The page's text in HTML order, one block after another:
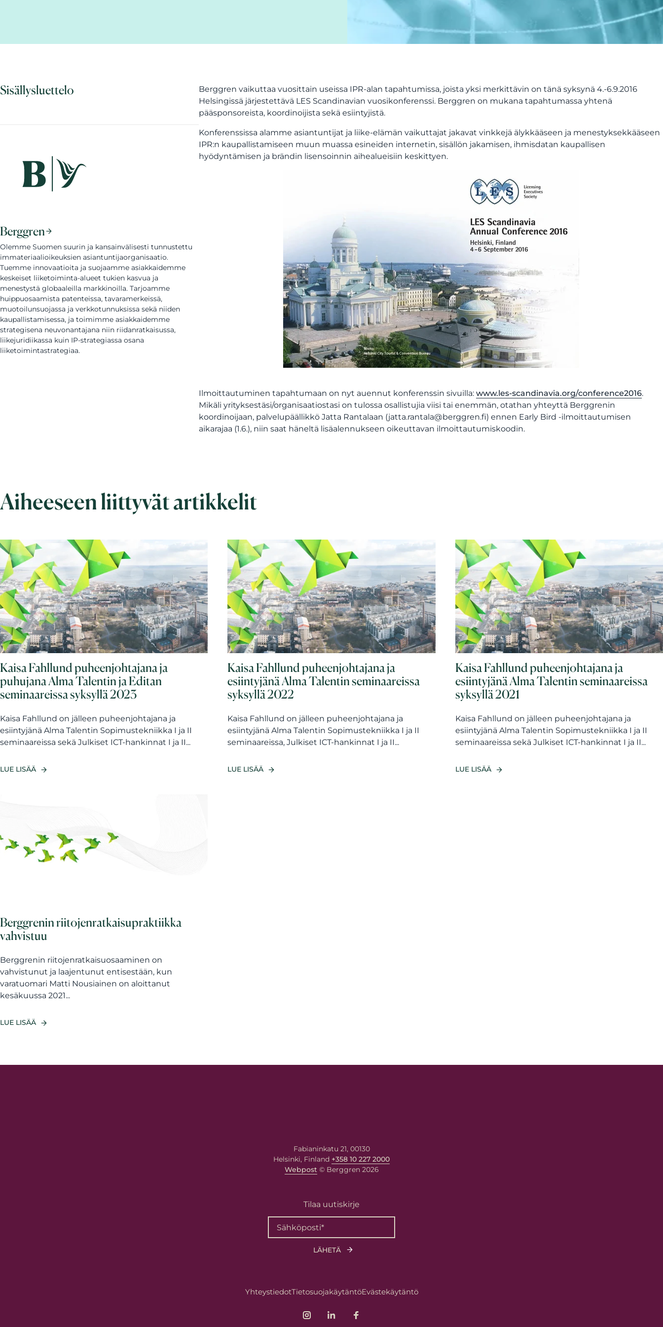
Sisällysluettelo
Berggren
Olemme Suomen suurin ja kansainvälisesti tunnustettu
immateriaalioikeuksien asiantuntijaorganisaatio.
Tuemme innovaatioita ja suojaamme asiakkaidemme
keskeiset liiketoiminta-alueet tukien kasvua ja
menestystä globaaleilla markkinoilla. Tarjoamme
huippuosaamista patenteissa, tavaramerkeissä,
muotoilunsuojassa ja verkkotunnuksissa sekä niiden
kaupallistamisessa, ja toimimme asiakkaidemme
strategisena neuvonantajana niin riidanratkaisussa,
liikejuridiikassa kuin IP-strategiassa osana
liiketoimintastrategiaa.
Berggren vaikuttaa vuosittain useissa IPR-alan tapahtumissa, joista yksi merkittävin on tänä syksynä 4.-6.9.2016
Helsingissä järjestettävä LES Scandinavian vuosikonferenssi. Berggren on mukana tapahtumassa yhtenä
pääsponsoreista, koordinoijista sekä esiintyjistä.
Konferenssissa alamme asiantuntijat ja liike-elämän vaikuttajat jakavat vinkkejä älykkääseen ja menestyksekkääseen
IPR:n kaupallistamiseen muun muassa esineiden internetin, sisällön jakamisen, ihmisdatan kaupallisen
hyödyntämisen ja brändin lisensoinnin aihealueisiin keskittyen.
Ilmoittautuminen tapahtumaan on nyt auennut konferenssin sivuilla:www.les-scandinavia.org/conference2016.
Mikäli yrityksestäsi/organisaatiostasi on tulossa osallistujia viisi tai enemmän, otathan yhteyttä Berggrenin
koordinoijaan, palvelupäällikköJatta Rantalaan (jatta.rantala@berggren.fi) ennen Early Bird -ilmoittautumisen
aikarajaa (1.6.), niin saat häneltä lisäalennukseen oikeuttavan ilmoittautumiskoodin.
Aiheeseen liittyvät artikkelit
Kaisa Fahllund puheenjohtajana ja
puhujana Alma Talentin ja Editan
seminaareissa syksyllä 2023
Kaisa Fahllund on jälleen puheenjohtajana ja
esiintyjänä Alma Talentin Sopimustekniikka I ja II
seminaareissa sekä Julkiset ICT-hankinnat I ja II...
LUE LISÄÄ
Kaisa Fahllund puheenjohtajana ja
esiintyjänä Alma Talentin seminaareissa
syksyllä 2022
Kaisa Fahllund on jälleen puheenjohtajana ja
esiintyjänä Alma Talentin Sopimustekniikka I ja II
seminaareissa, Julkiset ICT-hankinnat I ja II...
LUE LISÄÄ
Kaisa Fahllund puheenjohtajana ja
esiintyjänä Alma Talentin seminaareissa
syksyllä 2021
Kaisa Fahllund on jälleen puheenjohtajana ja
esiintyjänä Alma Talentin Sopimustekniikka I ja II
seminaareissa sekä Julkiset ICT-hankinnat I ja II...
LUE LISÄÄ
Berggrenin riitojenratkaisupraktiikka
vahvistuu
Berggrenin riitojenratkaisuosaaminen on
vahvistunut ja laajentunut entisestään, kun
varatuomari Matti Nousiainen on aloittanut
kesäkuussa 2021...
LUE LISÄÄ
Fabianinkatu 21, 00130
Helsinki, Finland +358 10 227 2000
Webpost© Berggren 2026
Tilaa uutiskirje
YhteystiedotTietosuojakäytäntöEvästekäytäntö